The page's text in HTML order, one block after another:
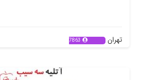
تهران 7863